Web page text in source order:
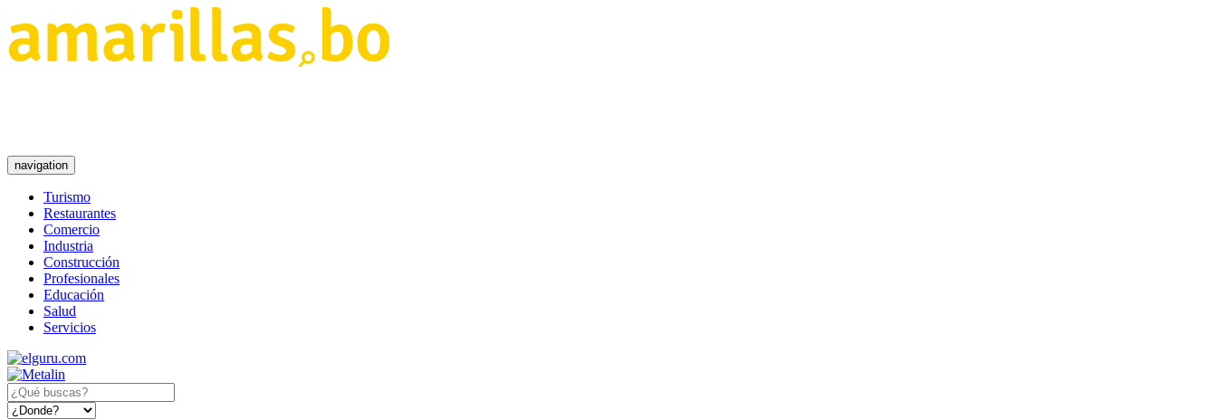
navigation
Turismo
Restaurantes
Comercio
Industria
Construcción
Profesionales
Educación
Salud
Servicios